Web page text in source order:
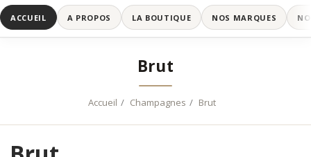
ACCUEIL A PROPOS LA BOUTIQUE NOS MARQUES
Brut
Accueil Champagnes Brut